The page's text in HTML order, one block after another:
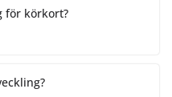
för körkort?